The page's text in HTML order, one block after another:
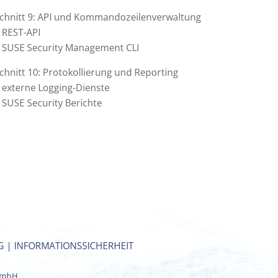
9: API und Kommandozeilenverwaltung
REST-API
SUSE Security Management CLI
10: Protokollierung und Reporting
externe Logging-Dienste
SUSE Security Berichte
| INFORMATIONSSICHERHEIT